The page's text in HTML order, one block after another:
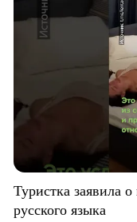
Туристка заявила
русского языка